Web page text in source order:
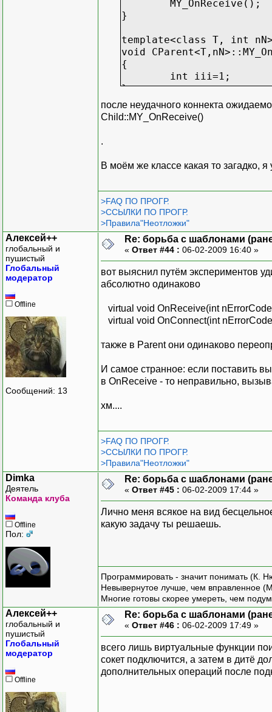
MY_OnReceive();
}
template<class T, int
void
{
int iii=1;
}
protected:
void
void
{
int iii=1;
}
Child SSSSS;
int sailen;
sailen=sizeof(sai);
sai.sin_port=0;
sai.sin_addr.s_addr=0;
после неудачного коннекта
Child::MY_OnReceive()
.
В моём же классе какая то загадко,
>FAQ ПО ПРОГР.
>ССЫЛКИ ПО ПРОГР.
>Правила"Неотложки"
Алексей++
глобальный и
пушистый
Глобальный
модератор
Offline
Сообщений: 13
Re: борьба с шаблонами
« Ответ #44 : 06-02-2009 16:40 »
вот выяснил путём экспериментов
абсолютно одинаково
virtual void OnReceive(int
virtual void OnConnect(int
также в Parent они одинаково
И самое странное: если поставить
в OnReceive - то неправильно,
хм....
>FAQ ПО ПРОГР.
>ССЫЛКИ ПО ПРОГР.
>Правила"Неотложки"
Dimka
Деятель
Команда клуба
Offline
Пол:
Re: борьба с шаблонами
« Ответ #45 : 06-02-2009 17:44 »
Лично меня всякое на вид
какую задачу ты решаешь.
Программировать - значит понимать (К.
Невывернутое лучше, чем вправленное
Многие готовы скорее умереть, чем
Алексей++
глобальный и
пушистый
Глобальный
модератор
Offline
Re: борьба с шаблонами
« Ответ #46 : 06-02-2009 17:49 »
всего лишь виртуальные функции
сокет подключится, а затем в дитё
дополнительных операций после